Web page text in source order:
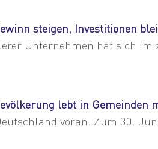
steigen, Investitionen
Unternehmen hat sich im
lebt in Gemeinden
voran. Zum 30.